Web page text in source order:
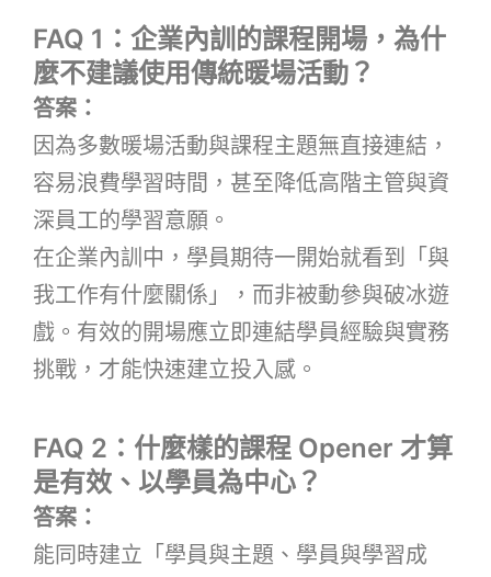
FAQ 1：企業內訓的課程開場，為什
麼不建議使用傳統暖場活動？
答案：
因為多數暖場活動與課程主題無直接連結，
容易浪費學習時間，甚至降低高階主管與資
深員工的學習意願。
在企業內訓中，學員期待一開始就看到「與
我工作有什麼關係」，而非被動參與破冰遊
戲。有效的開場應立即連結學員經驗與實務
挑戰，才能快速建立投入感。
FAQ 2：什麼樣的課程 Opener 才算
是有效、以學員為中心？
答案：
能同時建立「學員與主題、學員與學習成